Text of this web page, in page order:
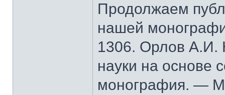
Продолжаем
нашей
1306. Орлов А.И.
науки на основе
монография. —